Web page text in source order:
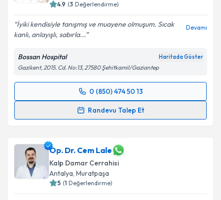
4.9 (3 Değerlendirme)
İyiki kendisiyle tanışmış ve muayene olmuşum. Sıcak
kanlı, anlayışlı, sabırla...
Devamı
Bossan Hospital Haritada Göster
Gazikent, 2015. Cd. No:13, 27580 Şehitkamil/Gaziantep
0 (850) 474 50 13
Randevu Talep Et
Randevu Takvimi Talebi
takvim hazırlandığında e-posta ile bilgilendireceğiz.
E-posta Adresiniz
Op. Dr. Cem Lale
Kalp Damar Cerrahisi
Antalya, Muratpaşa
5 (1 Değerlendirme)